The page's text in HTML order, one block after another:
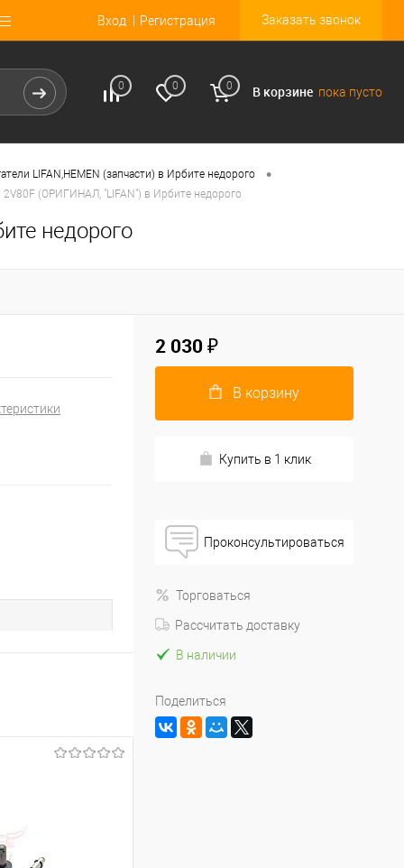
Вход Регистрация Заказать звонок
0 0 0 В корзине пока пусто
LIFAN,HEMEN (запчасти) в Ирбите недорого •
2V80F (ОРИГИНАЛ, "LIFAN") в Ирбите недорого
недорого
2 030 ₽
В корзину
Купить в 1 клик
Проконсультироваться
Торговаться
Рассчитать доставку
В наличии
Поделиться